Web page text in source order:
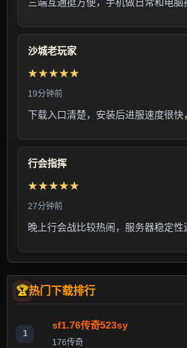
沙城老玩家
★★★★★
19分钟前
下载入口清楚，安装后进服速度很快
行会指挥
★★★★★
27分钟前
晚上行会战比较热闹，服务器稳定性
热门下载排行
1
sf1.76传奇523sy
176传奇